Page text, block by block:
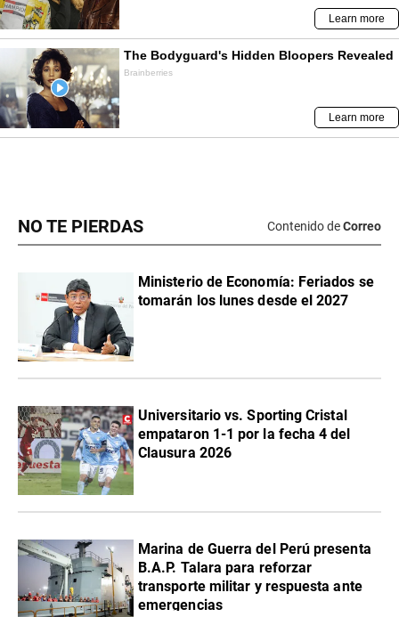
NO TE PIERDAS Contenido deCorreo
Ministerio de Economía: Feriados se
tomarán los lunes desde el 2027
Universitario vs. Sporting Cristal
empataron 1-1 por la fecha 4 del
Clausura 2026
Marina de Guerra del Perú presenta
B.A.P. Talara para reforzar
transporte militar y respuesta ante
emergencias